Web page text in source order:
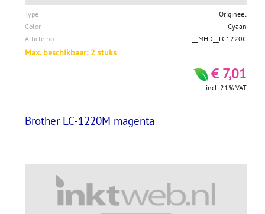
Type
Origineel
Color
Cyaan
Article no
__MHD__LC1220C
Max. beschikbaar: 2 stuks
€ 7,01
incl. 21% VAT
Brother LC-1220M magenta